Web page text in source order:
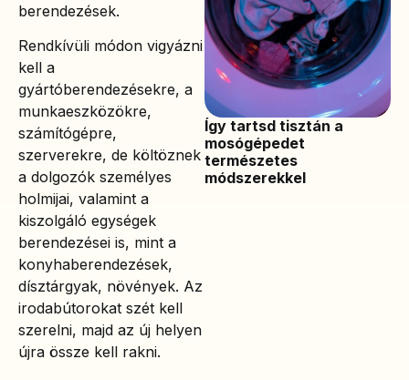
berendezések.
Rendkívüli módon vigyázni
kell a
gyártóberendezésekre, a
munkaeszközökre,
számítógépre,
szerverekre, de költöznek
a dolgozók személyes
holmijai, valamint a
kiszolgáló egységek
berendezései is, mint a
konyhaberendezések,
dísztárgyak, növények. Az
irodabútorokat szét kell
szerelni, majd az új helyen
újra össze kell rakni.
Így tartsd tisztán a
mosógépedet
természetes
módszerekkel